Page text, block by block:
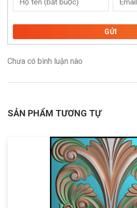
GỬI
Chưa có bình luận nào
SẢN PHẨM TƯƠNG TỰ